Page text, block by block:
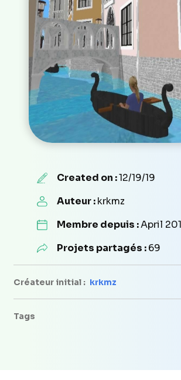
Created on :12/19/19
Auteur :krkmz
Membre depuis :April
Projets partagés :69
Créateur initial : krkmz
Tags